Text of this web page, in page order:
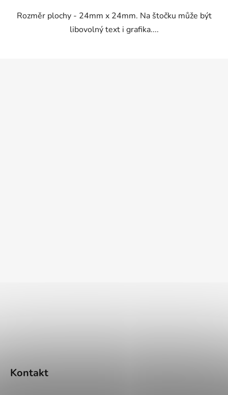
hvězdiček.
Rozměr plochy - 24mm x 24mm. Na štočku může být
libovolný text i grafika....
Kontakt